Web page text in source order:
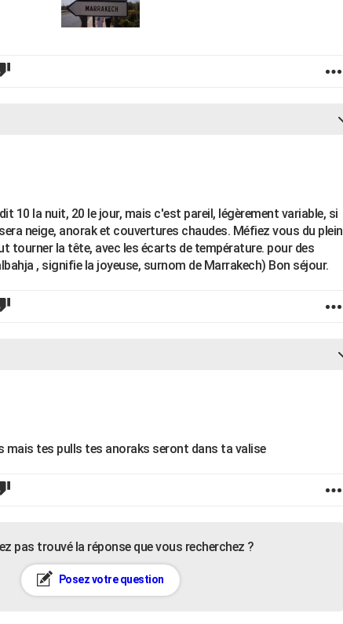
10 la nuit, 20 le jour, mais c'est pareil, légèrement variable, si
neige, anorak et couvertures chaudes. Méfiez vous du plein
tourner la tête, avec les écarts de température. pour des
, signifie la joyeuse, surnom de Marrakech) Bon séjour.
mais tes pulls tes anoraks seront dans ta valise
pas trouvé la réponse que vous recherchez ?
Posez votre question